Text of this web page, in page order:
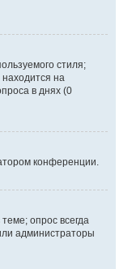
стиля;
на
в днях (0
конференции.
опрос всегда
администраторы